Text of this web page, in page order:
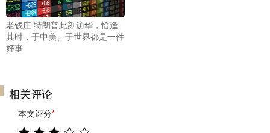
老钱庄 特朗普此刻访华，恰逢
其时，于中美、于世界都是一件
好事
相关评论
本文评分*